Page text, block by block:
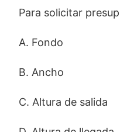
Para solicitar
A. Fondo
B. Ancho
C. Altura de salida